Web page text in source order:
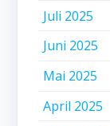
Juli 2025
Juni 2025
Mai 2025
April 2025